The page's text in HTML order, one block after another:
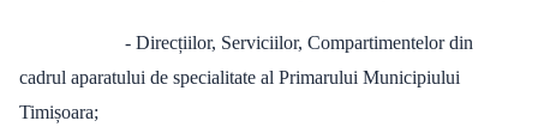
- Direcțiilor, Serviciilor, Compartimentelor din
cadrul aparatului de specialitate al Primarului Municipiului
Timișoara;